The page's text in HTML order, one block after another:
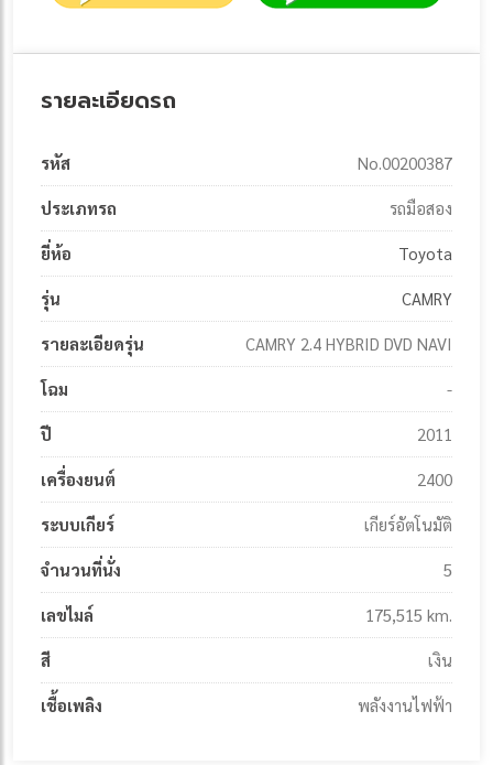
รายละเอียดรถ
รหัส No.00200387
ประเภทรถ รถมือสอง
ยี่ห้อ Toyota
รุ่น CAMRY
รายละเอียดรุ่น CAMRY 2.4 HYBRID DVD NAVI
โฉม -
ปี 2011
เครื่องยนต์ 2400
ระบบเกียร์ เกียร์อัตโนมัติ
จำนวนที่นั่ง 5
เลขไมล์ 175,515 km.
สี เงิน
เชื้อเพลิง พลังงานไฟฟ้า